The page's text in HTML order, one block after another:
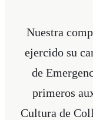
Nuestra
ejercido su
de
primeros
Cultura de